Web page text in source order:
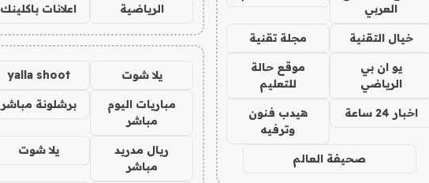
العربي
خيال التقنية مجلة تقنية
يو ان بي
الرياضي
موقع حالة
للتعليم
اخبار 24 ساعة
هيدب فنون
وترفيه
صحيفة العالم
الرياضية اعلانات باكلينك
يلا شوت yalla shoot
مباريات اليوم
مباشر
برشلونة مباشر
ريال مدريد
مباشر
يلا شوت